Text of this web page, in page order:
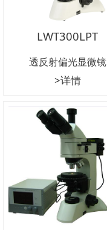
LWT300LPT
透反射偏光显微镜
>详情